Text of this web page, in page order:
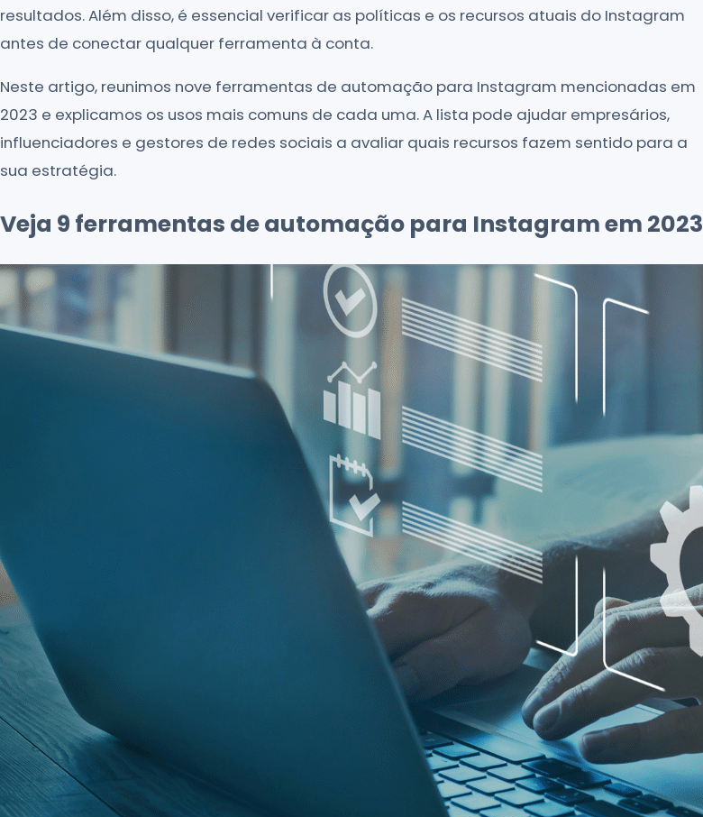
resultados. Além disso, é essencial verificar as políticas e os recursos atuais do Instagram
antes de conectar qualquer ferramenta à conta.
Neste artigo, reunimos nove ferramentas de automação para Instagram mencionadas em
2023 e explicamos os usos mais comuns de cada uma. A lista pode ajudar empresários,
influenciadores e gestores de redes sociais a avaliar quais recursos fazem sentido para a
sua estratégia.
Veja 9 ferramentas de automação para Instagram em 2023